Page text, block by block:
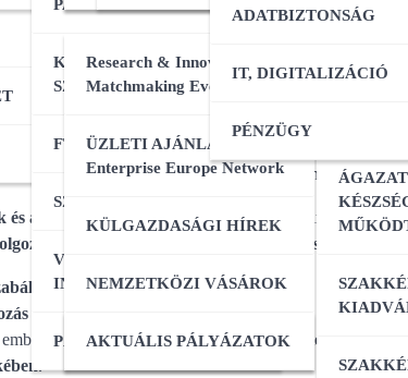
PARTNERKERESÉS
KÜLPIACI
SZOLGÁLTATÁSOK
Research & Innovation
Matchmaking Event 2026
ÜZLETI AJÁNLATOK:
Enterprise Europe Network
KÜLGAZDASÁGI HÍREK
NEMZETKÖZI VÁSÁROK
KÜLPIACI TAGOZATOK
FT ADATBÁZIS
SZOLGÁLTATÁSOK
VÁLLALKOZÁS
INDÍTÁSA
PÁLYÁZATOK
AKTUÁLIS PÁLYÁZATOK
ADATBIZTONSÁG
IT, DIGITALIZÁCIÓ
PÉNZÜGY
Canvát vagy más mesterségesintelligencia-eszközt
feladatokhoz, pénzügyi előkészítéshez vagy belső
kérdés, hanem adatvédelmi, működési és
meg azokkal a szervezetekkel szemben, ahol MI-
és alkalmazóinak intézkedéseket kell tenniük annak
személyek megfelelő szintű MI-jártassággal
is élesebb szakaszba lépnek.Ezért
munkatársai
ellenőrzés, ésmilyen dokumentálható